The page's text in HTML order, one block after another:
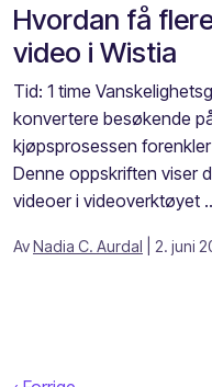
Hvordan få
video i Wistia
Tid: 1 time
konvertere besøkende
kjøpsprosessen
Denne oppskriften viser
videoer i videoverktøyet
AvNadia C. Aurdal | 2. juni